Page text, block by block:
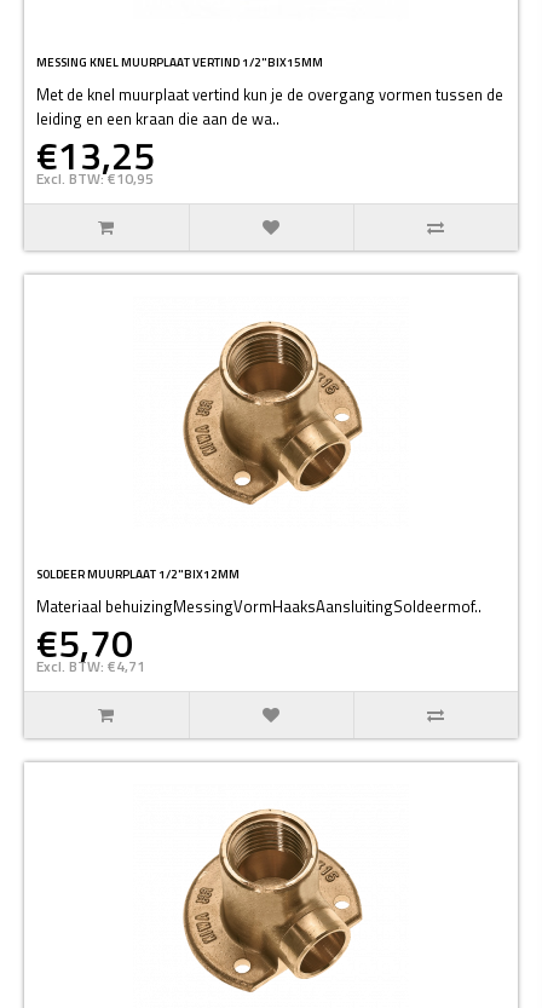
MESSING KNEL MUURPLAAT VERTIND 1/2"BIX15MM
Met de knel muurplaat vertind kun je de overgang vormen tussen de
leiding en een kraan die aan de wa..
€13,25
Excl. BTW: €10,95
SOLDEER MUURPLAAT 1/2"BIX12MM
Materiaal behuizingMessingVormHaaksAansluitingSoldeermof..
€5,70
Excl. BTW: €4,71